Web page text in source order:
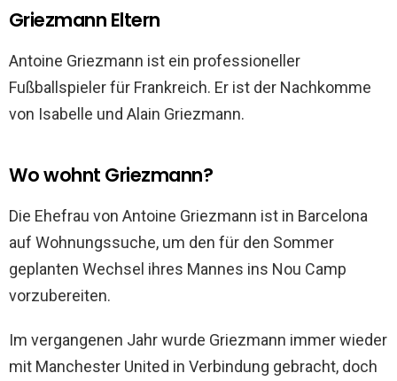
Griezmann Eltern
Antoine Griezmann ist ein professioneller
Fußballspieler für Frankreich. Er ist der Nachkomme
von Isabelle und Alain Griezmann.
Wo wohnt Griezmann?
Die Ehefrau von Antoine Griezmann ist in Barcelona
auf Wohnungssuche, um den für den Sommer
geplanten Wechsel ihres Mannes ins Nou Camp
vorzubereiten.
Im vergangenen Jahr wurde Griezmann immer wieder
mit Manchester United in Verbindung gebracht, doch